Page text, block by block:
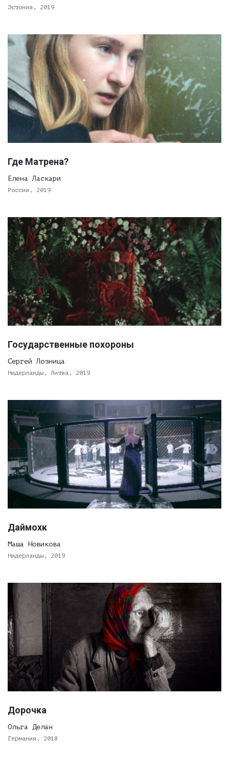
Эстония, 2019
Где Матрена?
Елена Ласкари
Россия, 2019
Государственные похороны
Сергей Лозница
Нидерланды, Литва, 2019
Даймохк
Маша Новикова
Нидерланды, 2019
Дорочка
Ольга Делан
Германия, 2018